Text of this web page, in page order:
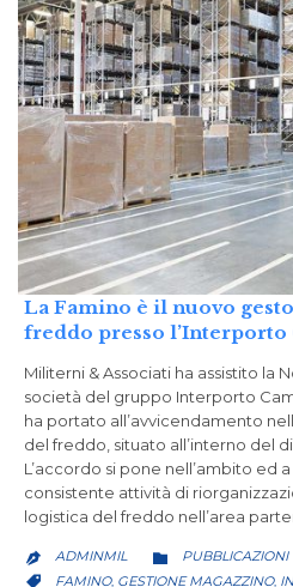
La Famino è il nuovo
freddo presso l’Interporto
Militerni & Associati ha assistito la
società del gruppo Interporto
ha portato all’avvicendamento
del freddo, situato all’interno del
L’accordo si pone nell’ambito ed
consistente attività di
logistica del freddo nell’area
 ADMINMIL  CATEGORY
PUBBLICAZIONI
 CATEGORY
FAMINO, GESTIONE MAGAZZINO,